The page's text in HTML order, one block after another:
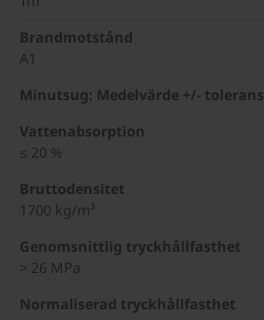
Brandmotstånd
A1
Minutsug: Medelvärde +/- tolerans
Vattenabsorption
≤ 20 %
Bruttodensitet
1700 kg/m³
Genomsnittlig tryckhållfasthet
> 26 MPa
Normaliserad tryckhållfasthet